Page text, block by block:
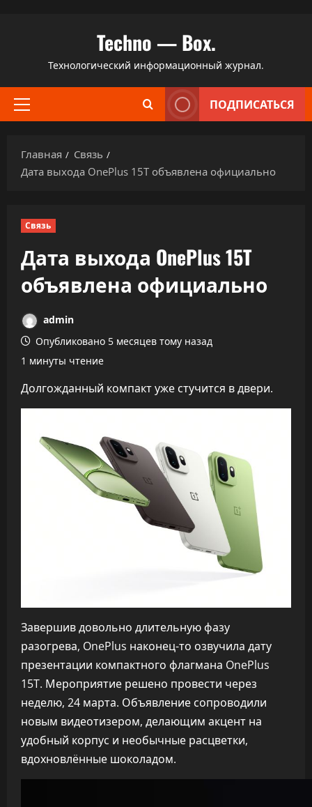
содержимому
Techno — Box.
Технологический информационный журнал.
Основное
ПОДПИСАТЬСЯ
Главная
Связь
Дата выхода OnePlus 15T объявлена официально
Связь
Дата выхода OnePlus 15T
объявлена официально
admin
Опубликовано 5 месяцев тому назад
1 минуты чтение
Долгожданный компакт уже стучится в двери.
Завершив довольно длительную фазу
разогрева, OnePlus наконец-то озвучила дату
презентации компактного флагмана OnePlus
15T. Мероприятие решено провести через
неделю, 24 марта. Объявление сопроводили
новым видеотизером, делающим акцент на
удобный корпус и необычные расцветки,
вдохновлённые шоколадом.